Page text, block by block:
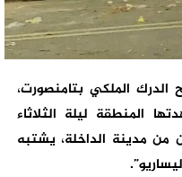
الملكي بتامنصورت،
المنطقة ليلة الثلاثاء
مدينة الداخلة، يشتبه